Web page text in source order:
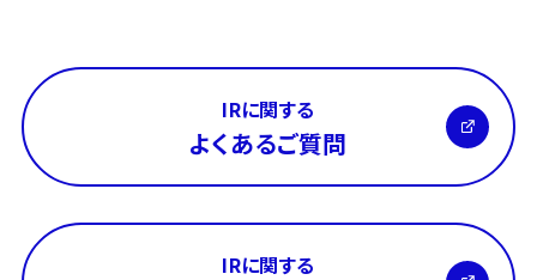
IRに関する
よくあるご質問
IRに関する